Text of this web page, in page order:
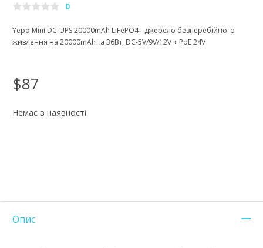
0
Yepo Mini DC-UPS 20000mAh LiFePO4 - джерело безперебійного
живлення на 20000mAh та 36Вт, DC-5V/9V/12V + PoE 24V
$87
Немає в наявності
Опис